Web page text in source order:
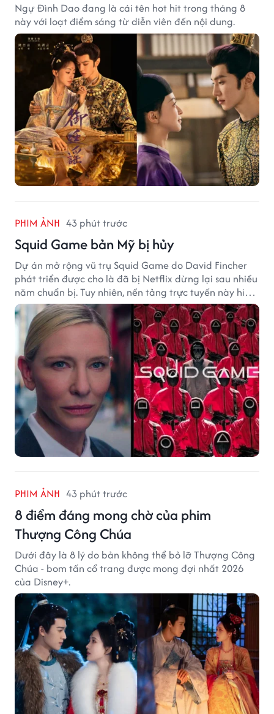
Ngự Đình Dao đang là cái tên hot hit trong tháng 8
này với loạt điểm sáng từ diễn viên đến nội dung.
PHIM ẢNH 43 phút trước
Squid Game bản Mỹ bị hủy
Dự án mở rộng vũ trụ Squid Game do David Fincher
phát triển được cho là đã bị Netflix dừng lại sau nhiều
năm chuẩn bị. Tuy nhiên, nền tảng trực tuyến này hiện
vẫn chưa đưa ra thông báo chính thức.
PHIM ẢNH 43 phút trước
8 điểm đáng mong chờ của phim
Thượng Công Chúa
Dưới đây là 8 lý do bản không thể bỏ lỡ Thượng Công
Chúa - bom tấn cổ trang được mong đợi nhất 2026
của Disney+.